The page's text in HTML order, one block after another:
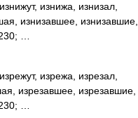
изнижа, изнизал,
изнизавшее, изнизавшие,
…
изрежа, изрезал,
изрезавшее, изрезавшие,
…